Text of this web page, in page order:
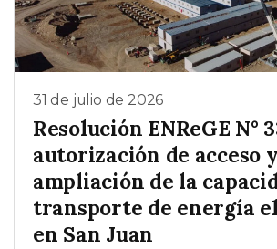
31 de julio de 2026
Resolución ENReGE N°
autorización de acceso y
ampliación de la
transporte de energía
en San Juan